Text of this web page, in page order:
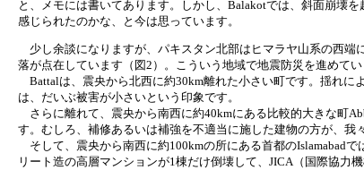
と、メモには書いてあります。しかし、Balakotでは、斜面崩壊
感じられたのかな、と今は思っています。
少し余談になりますが、パキスタン北部はヒマラヤ山系の西端
落が点在しています（図2）。こういう地域で地震防災を進めて
Battalは、震央から北西に約30km離れた小さい町です。揺れ
は、だいぶ被害が小さいという印象です。
さらに離れて、震央から南西に約40kmにある比較的大きな町
す。むしろ、補修あるいは補強を不適当に施した建物の方が、我
そして、震央から南西に約100kmの所にある首都のIslamabad
リート造の高層マンションが1棟だけ倒壊して、JICA（国際協力